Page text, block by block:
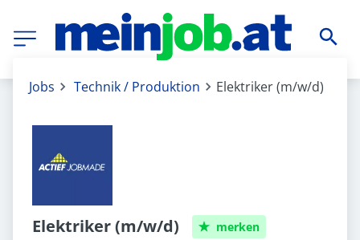
Jobs Technik / Produktion Elektriker (m/w/d)
Elektriker (m/w/d) merken